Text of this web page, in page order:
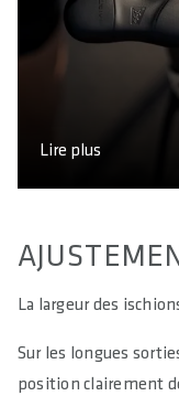
Lire plus
La largeur des
Sur les longues
position clairement